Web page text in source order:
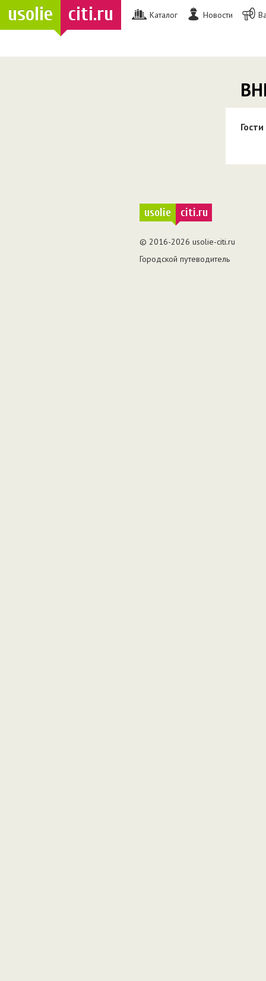
usolie citi.ru Каталог Новости
Гости
usolie citi.ru
© 2016-2026 usolie-citi.ru
Городской путеводитель